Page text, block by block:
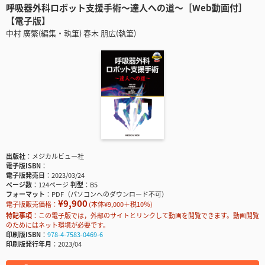
呼吸器外科ロボット支援手術〜達人への道〜［Web動画付］
【電子版】
中村 廣繁(編集・執筆) 春木 朋広(執筆)
出版社
メジカルビュー社
電子版ISBN
電子版発売日
2023/03/24
ページ数
124ページ判型
B5
フォーマット
PDF（パソコンへのダウンロード不可）
電子版販売価格： ¥9,900(本体¥9,000＋税10％)
特記事項
この電子版では，外部のサイトとリンクして動画を閲覧できます。動画閲覧
のためにはネット環境が必要です。
印刷版ISBN
978-4-7583-0469-6
印刷版発行年月
2023/04